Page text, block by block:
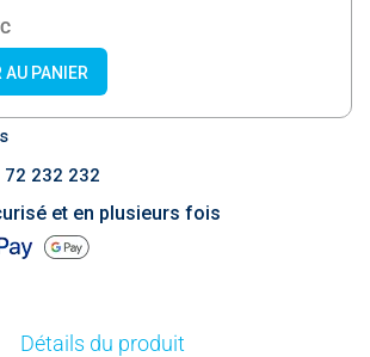
AU PANIER
72 232 232
et en plusieurs fois
Détails du produit